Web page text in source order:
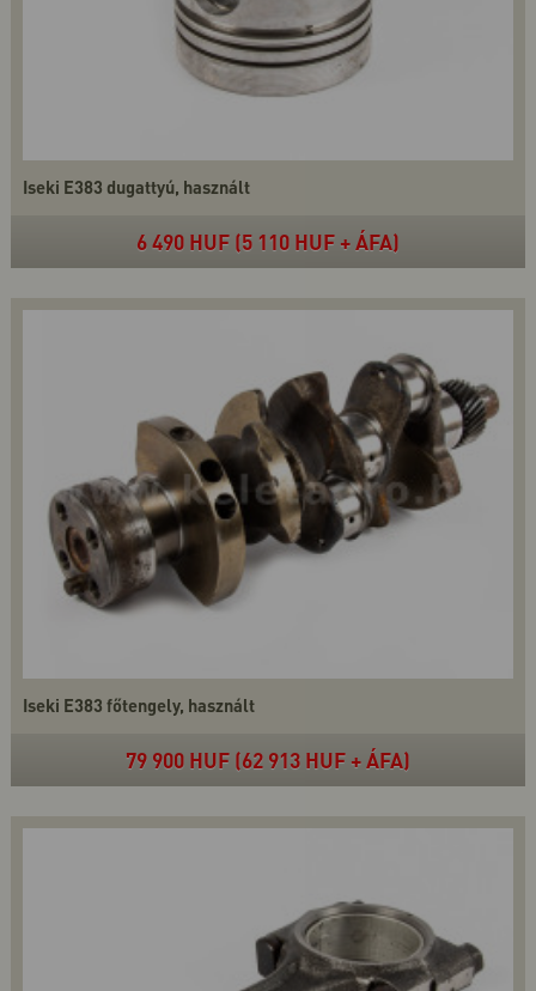
Iseki E383 dugattyú, használt
6 490 HUF (5 110 HUF + ÁFA)
Iseki E383 főtengely, használt
79 900 HUF (62 913 HUF + ÁFA)